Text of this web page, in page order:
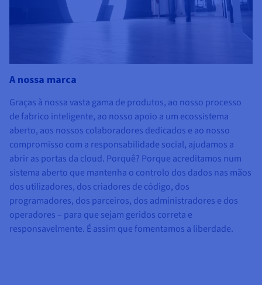
A nossa marca
Graças à nossa vasta gama de produtos, ao nosso processo
de fabrico inteligente, ao nosso apoio a um ecossistema
aberto, aos nossos colaboradores dedicados e ao nosso
compromisso com a responsabilidade social, ajudamos a
abrir as portas da cloud. Porquê? Porque acreditamos num
sistema aberto que mantenha o controlo dos dados nas mãos
dos utilizadores, dos criadores de código, dos
programadores, dos parceiros, dos administradores e dos
operadores – para que sejam geridos correta e
responsavelmente. É assim que fomentamos a liberdade.